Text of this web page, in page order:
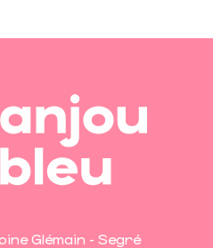
Glémain - Segré